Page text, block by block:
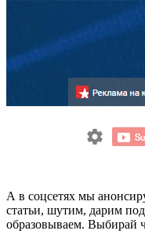
А в соцсетях мы
статьи, шутим, дарим
образовываем. Выбирай